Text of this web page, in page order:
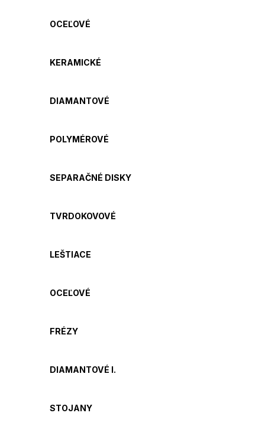
OCEĽOVÉ
KERAMICKÉ
DIAMANTOVÉ
POLYMÉROVÉ
SEPARAČNÉ DISKY
TVRDOKOVOVÉ
LEŠTIACE
OCEĽOVÉ
FRÉZY
DIAMANTOVÉ I.
STOJANY